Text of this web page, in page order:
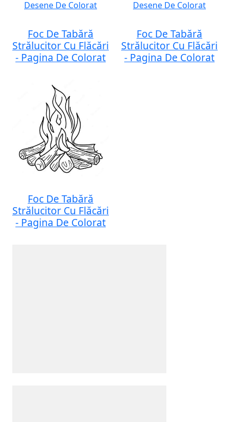
Foc De Tabără
Strălucitor Cu Flăcări
- Pagina De Colorat
Foc De Tabără
Strălucitor Cu Flăcări
- Pagina De Colorat
Foc De Tabără
Strălucitor Cu Flăcări
- Pagina De Colorat